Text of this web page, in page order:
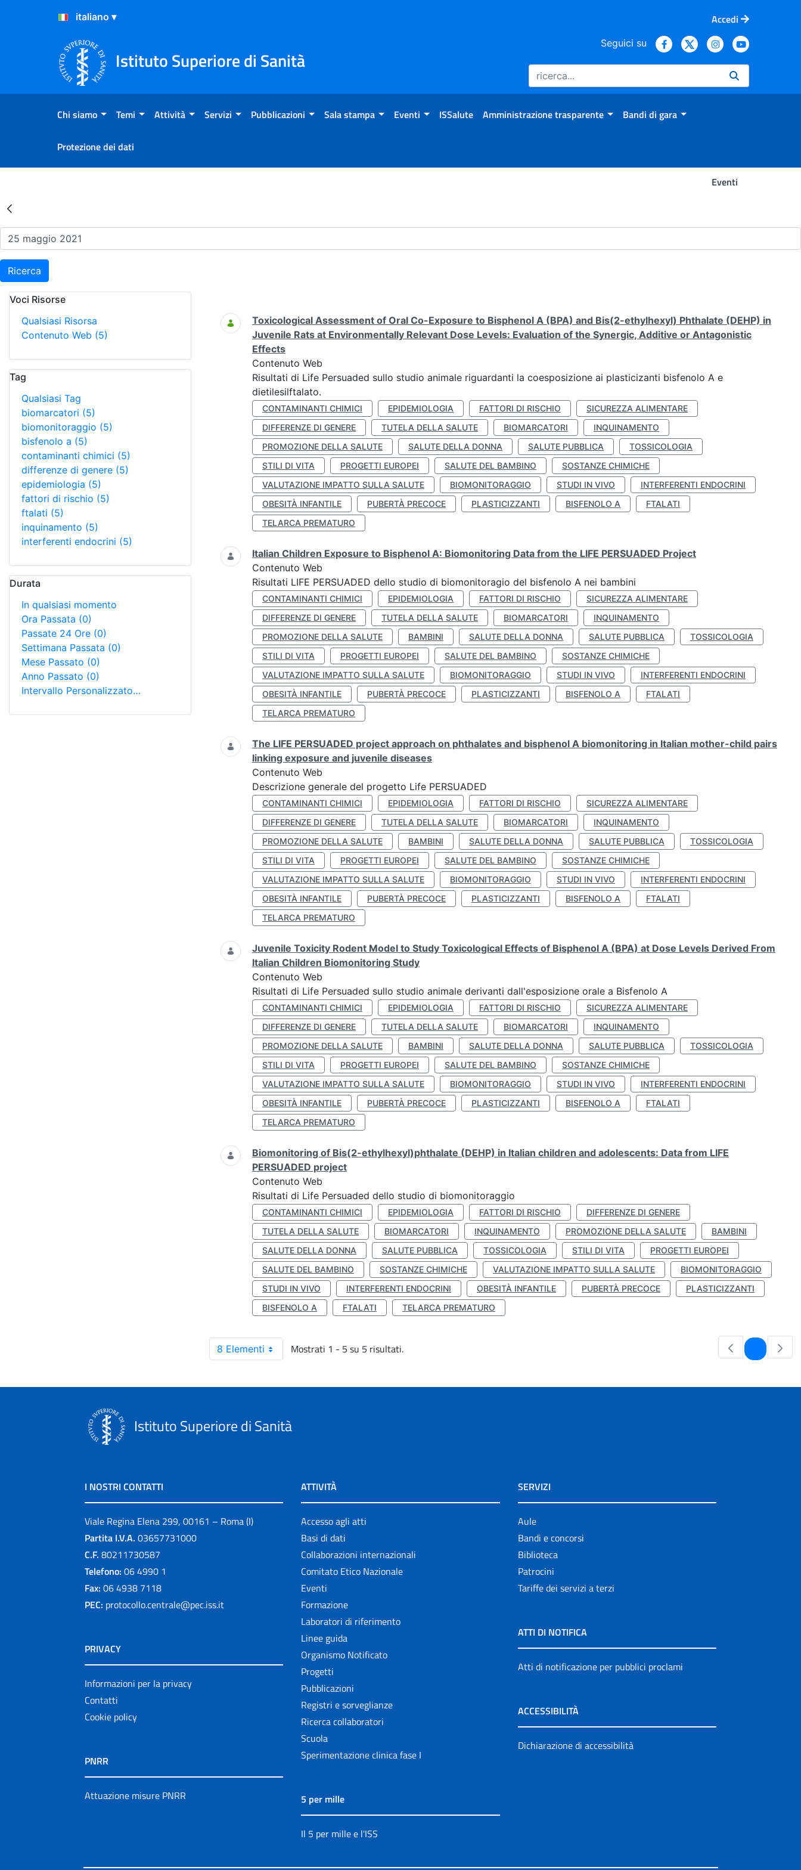
Salta al Contenuto
Salta al Footer
Accedi
Istituto Superiore di Sanità
Seguici su
Chi siamo Temi Attività Servizi Pubblicazioni Sala stampa Eventi ISSalute Amministrazione trasparente Bandi di gara
Protezione dei dati
Eventi
Risultati della Ricerca - Eventi
Ricerca
Voci Risorse
Qualsiasi Risorsa
Contenuto Web (5)
Tag
Qualsiasi Tag
biomarcatori (5)
biomonitoraggio (5)
bisfenolo a (5)
contaminanti chimici (5)
differenze di genere (5)
epidemiologia (5)
fattori di rischio (5)
ftalati (5)
inquinamento (5)
interferenti endocrini (5)
Durata
In qualsiasi momento
Ora Passata (0)
Passate 24 Ore (0)
Settimana Passata (0)
Mese Passato (0)
Anno Passato (0)
Intervallo Personalizzato…
Ricerca
Toxicological Assessment of Oral Co-Exposure to Bisphenol A (BPA) and Bis(2-ethylhexyl) Phthalate (DEHP) in
Juvenile Rats at Environmentally Relevant Dose Levels: Evaluation of the Synergic, Additive or Antagonistic
Effects
Contenuto Web
Risultati di Life Persuaded sullo studio animale riguardanti la coesposizione ai plasticizanti bisfenolo A e
dietilesilftalato.
CONTAMINANTI CHIMICI EPIDEMIOLOGIA FATTORI DI RISCHIO
SICUREZZA ALIMENTARE
DIFFERENZE DI GENERE
TUTELA DELLA SALUTE BIOMARCATORI
INQUINAMENTO
PROMOZIONE DELLA SALUTE
SALUTE DELLA DONNA SALUTE PUBBLICA
TOSSICOLOGIA
STILI DI VITA
PROGETTI EUROPEI SALUTE DEL BAMBINO
SOSTANZE CHIMICHE
VALUTAZIONE IMPATTO SULLA SALUTE
BIOMONITORAGGIO STUDI IN VIVO
INTERFERENTI ENDOCRINI
OBESITÀ INFANTILE
PUBERTÀ PRECOCE PLASTICIZZANTI BISFENOLO A
FTALATI
TELARCA PREMATURO
Italian Children Exposure to Bisphenol A: Biomonitoring Data from the LIFE PERSUADED Project
Contenuto Web
Risultati LIFE PERSUADED dello studio di biomonitoragio del bisfenolo A nei bambini
CONTAMINANTI CHIMICI EPIDEMIOLOGIA FATTORI DI RISCHIO
SICUREZZA ALIMENTARE
DIFFERENZE DI GENERE
TUTELA DELLA SALUTE BIOMARCATORI
INQUINAMENTO
PROMOZIONE DELLA SALUTE
BAMBINI SALUTE DELLA DONNA SALUTE PUBBLICA
TOSSICOLOGIA
STILI DI VITA
PROGETTI EUROPEI SALUTE DEL BAMBINO
SOSTANZE CHIMICHE
VALUTAZIONE IMPATTO SULLA SALUTE
BIOMONITORAGGIO STUDI IN VIVO
INTERFERENTI ENDOCRINI
OBESITÀ INFANTILE
PUBERTÀ PRECOCE PLASTICIZZANTI BISFENOLO A
FTALATI
TELARCA PREMATURO
The LIFE PERSUADED project approach on phthalates and bisphenol A biomonitoring in Italian mother-child pairs
linking exposure and juvenile diseases
Contenuto Web
Descrizione generale del progetto Life PERSUADED
CONTAMINANTI CHIMICI EPIDEMIOLOGIA FATTORI DI RISCHIO
SICUREZZA ALIMENTARE
DIFFERENZE DI GENERE
TUTELA DELLA SALUTE BIOMARCATORI
INQUINAMENTO
PROMOZIONE DELLA SALUTE
BAMBINI SALUTE DELLA DONNA SALUTE PUBBLICA
TOSSICOLOGIA
STILI DI VITA
PROGETTI EUROPEI SALUTE DEL BAMBINO
SOSTANZE CHIMICHE
VALUTAZIONE IMPATTO SULLA SALUTE
BIOMONITORAGGIO STUDI IN VIVO
INTERFERENTI ENDOCRINI
OBESITÀ INFANTILE
PUBERTÀ PRECOCE PLASTICIZZANTI BISFENOLO A
FTALATI
TELARCA PREMATURO
Juvenile Toxicity Rodent Model to Study Toxicological Effects of Bisphenol A (BPA) at Dose Levels Derived From
Italian Children Biomonitoring Study
Contenuto Web
Risultati di Life Persuaded sullo studio animale derivanti dall'esposizione orale a Bisfenolo A
CONTAMINANTI CHIMICI EPIDEMIOLOGIA FATTORI DI RISCHIO
SICUREZZA ALIMENTARE
DIFFERENZE DI GENERE
TUTELA DELLA SALUTE BIOMARCATORI
INQUINAMENTO
PROMOZIONE DELLA SALUTE
BAMBINI SALUTE DELLA DONNA SALUTE PUBBLICA
TOSSICOLOGIA
STILI DI VITA
PROGETTI EUROPEI SALUTE DEL BAMBINO
SOSTANZE CHIMICHE
VALUTAZIONE IMPATTO SULLA SALUTE
BIOMONITORAGGIO STUDI IN VIVO
INTERFERENTI ENDOCRINI
OBESITÀ INFANTILE
PUBERTÀ PRECOCE PLASTICIZZANTI BISFENOLO A
FTALATI
TELARCA PREMATURO
Biomonitoring of Bis(2-ethylhexyl)phthalate (DEHP) in Italian children and adolescents: Data from LIFE
PERSUADED project
Contenuto Web
Risultati di Life Persuaded dello studio di biomonitoraggio
CONTAMINANTI CHIMICI EPIDEMIOLOGIA FATTORI DI RISCHIO
DIFFERENZE DI GENERE
TUTELA DELLA SALUTE
BIOMARCATORI INQUINAMENTO PROMOZIONE DELLA SALUTE
BAMBINI
SALUTE DELLA DONNA
SALUTE PUBBLICA TOSSICOLOGIA STILI DI VITA
PROGETTI EUROPEI
SALUTE DEL BAMBINO
SOSTANZE CHIMICHE VALUTAZIONE IMPATTO SULLA SALUTE
BIOMONITORAGGIO
STUDI IN VIVO
INTERFERENTI ENDOCRINI OBESITÀ INFANTILE PUBERTÀ PRECOCE
PLASTICIZZANTI
BISFENOLO A
FTALATI TELARCA PREMATURO
8 Elementi Mostrati 1 - 5 su 5 risultati. Pagina
Istituto Superiore di Sanità
I NOSTRI CONTATTI
Viale Regina Elena 299, 00161 – Roma (I)
Partita I.V.A. 03657731000
C.F. 80211730587
Telefono: 06 4990 1
Fax: 06 4938 7118
PEC: protocollo.centrale@pec.iss.it
PRIVACY
Informazioni per la privacy
Contatti
Cookie policy
PNRR
Attuazione misure PNRR
ATTIVITÀ
Accesso agli atti
Basi di dati
Collaborazioni internazionali
Comitato Etico Nazionale
Eventi
Formazione
Laboratori di riferimento
Linee guida
Organismo Notificato
Progetti
Pubblicazioni
Registri e sorveglianze
Ricerca collaboratori
Scuola
Sperimentazione clinica fase I
5 per mille
Il 5 per mille e l'ISS
SERVIZI
Aule
Bandi e concorsi
Biblioteca
Patrocini
Tariffe dei servizi a terzi
ATTI DI NOTIFICA
Atti di notificazione per pubblici proclami
ACCESSIBILITÀ
Dichiarazione di accessibilità